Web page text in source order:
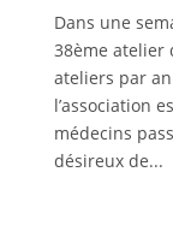
Dans une
38ème atelier
ateliers par
l’association
médecins
désireux de...